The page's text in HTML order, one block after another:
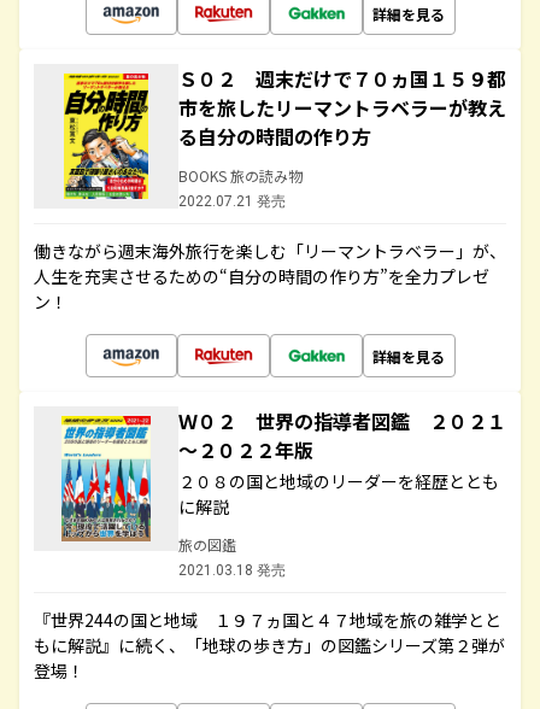
詳細を見る
Ｓ０２ 週末だけで７０ヵ国１５９都
市を旅したリーマントラベラーが教え
る自分の時間の作り方
BOOKS 旅の読み物
2022.07.21 発売
働きながら週末海外旅行を楽しむ「リーマントラベラー」が、
人生を充実させるための“自分の時間の作り方”を全力プレゼ
ン！
詳細を見る
Ｗ０２ 世界の指導者図鑑 ２０２１
～２０２２年版
２０８の国と地域のリーダーを経歴ととも
に解説
旅の図鑑
2021.03.18 発売
『世界244の国と地域 １９７ヵ国と４７地域を旅の雑学とと
もに解説』に続く、「地球の歩き方」の図鑑シリーズ第２弾が
登場！